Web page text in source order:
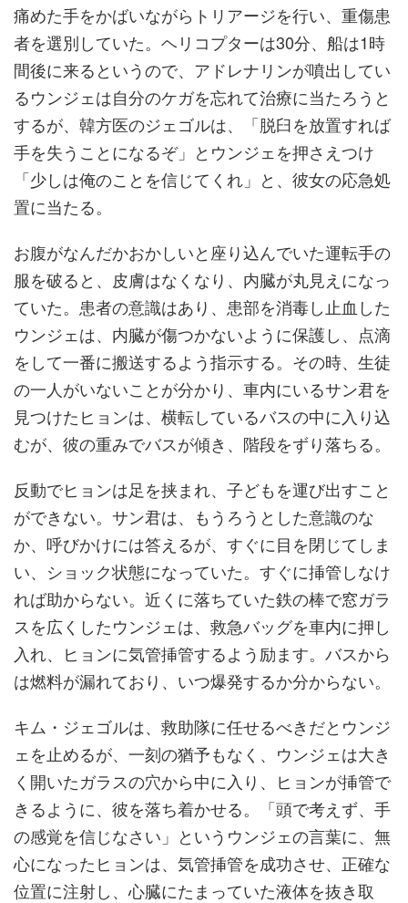
痛めた手をかばいながらトリアージを行い、重傷患
者を選別していた。ヘリコプターは30分、船は1時
間後に来るというので、アドレナリンが噴出してい
るウンジェは自分のケガを忘れて治療に当たろうと
するが、韓方医のジェゴルは、「脱臼を放置すれば
手を失うことになるぞ」とウンジェを押さえつけ
「少しは俺のことを信じてくれ」と、彼女の応急処
置に当たる。
お腹がなんだかおかしいと座り込んでいた運転手の
服を破ると、皮膚はなくなり、内臓が丸見えになっ
ていた。患者の意識はあり、患部を消毒し止血した
ウンジェは、内臓が傷つかないように保護し、点滴
をして一番に搬送するよう指示する。その時、生徒
の一人がいないことが分かり、車内にいるサン君を
見つけたヒョンは、横転しているバスの中に入り込
むが、彼の重みでバスが傾き、階段をずり落ちる。
反動でヒョンは足を挟まれ、子どもを運び出すこと
ができない。サン君は、もうろうとした意識のな
か、呼びかけには答えるが、すぐに目を閉じてしま
い、ショック状態になっていた。すぐに挿管しなけ
れば助からない。近くに落ちていた鉄の棒で窓ガラ
スを広くしたウンジェは、救急バッグを車内に押し
入れ、ヒョンに気管挿管するよう励ます。バスから
は燃料が漏れており、いつ爆発するか分からない。
キム・ジェゴルは、救助隊に任せるべきだとウンジ
ェを止めるが、一刻の猶予もなく、ウンジェは大き
く開いたガラスの穴から中に入り、ヒョンが挿管で
きるように、彼を落ち着かせる。「頭で考えず、手
の感覚を信じなさい」というウンジェの言葉に、無
心になったヒョンは、気管挿管を成功させ、正確な
位置に注射し、心臓にたまっていた液体を抜き取